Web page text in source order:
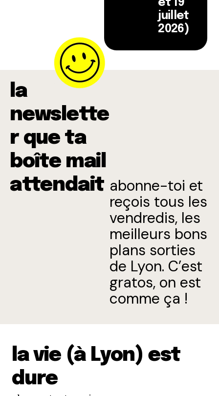
et 19
juillet
2026)
la
newslette
r que ta
boîte mail
attendait abonne-toi et
reçois tous les
vendredis, les
meilleurs bons
plans sorties
de Lyon. C’est
gratos, on est
comme ça !
la vie (à Lyon) est
dure